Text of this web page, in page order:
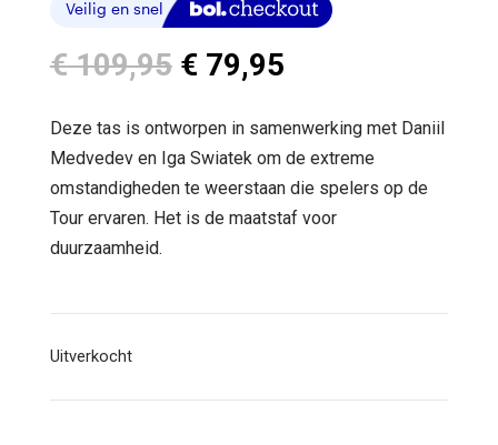
€109,95 Oorspronkelijke
prijs
was:
€ 109,95.
€79,95Huidige
is:
€ 79,95.
Deze tas is ontworpen in samenwerking met Daniil
Medvedev en Iga Swiatek om de extreme
omstandigheden te weerstaan ​​die spelers op de
Tour ervaren. Het is de maatstaf voor
duurzaamheid.
Uitverkocht